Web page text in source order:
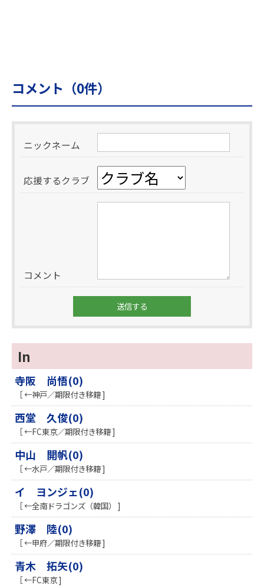
コメント（0件）
ニックネーム
応援するクラブ
コメント
In
寺阪 尚悟(0)
［ ←神戸／期限付き移籍 ]
西堂 久俊(0)
［ ←FC東京／期限付き移籍 ]
中山 開帆(0)
［ ←水戸／期限付き移籍 ]
イ ヨンジェ(0)
［ ←全南ドラゴンズ（韓国） ]
野澤 陸(0)
［ ←甲府／期限付き移籍 ]
青木 拓矢(0)
［ ←FC東京 ]